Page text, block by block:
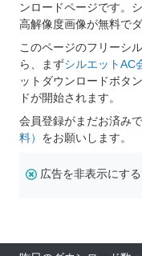
ンロードページです。
高解像度画像が無料で
このページのフリーシ
ら、まずシルエットAC
ットダウンロードボタ
ドが開始されます。
会員登録がまだお済みで
料） をお願いします。
広告を非表示にする